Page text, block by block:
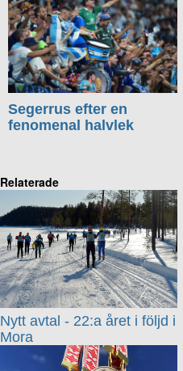
Segerrus efter en
fenomenal halvlek
Relaterade
Nytt avtal - 22:a året i följd i
Mora